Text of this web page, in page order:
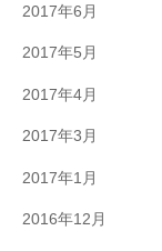
2017年6月
2017年5月
2017年4月
2017年3月
2017年1月
2016年12月